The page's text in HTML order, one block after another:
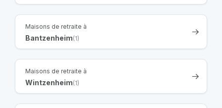
Maisons de retraite à
Bantzenheim(1)
Maisons de retraite à
Wintzenheim(1)